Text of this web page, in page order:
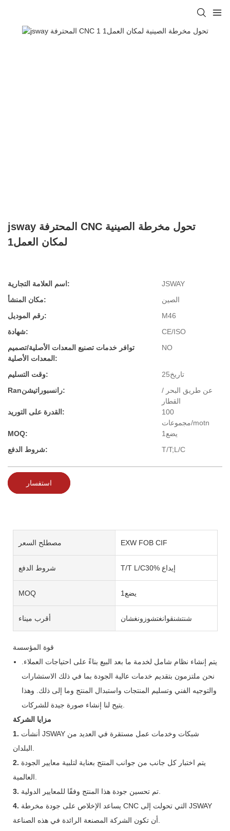
jsway المحترفة CNC تحول مخرطة الصينية
لمكان العمل1
اسم العلامة التجارية:
JSWAY
مكان المنشأ:
الصين
رقم الموديل:
M46
شهادة:
CE/ISO
توافر خدمات تصنيع المعدات الأصلية/تصميم
المعدات الأصلية:
NO
وقت التسليم:
تاريخ25
Ranرانسبوراتيشن:
عن طريق البحر /
القطار
القدرة على التوريد:
100
مجموعات/motn
MOQ:
يضع1
شروط الدفع:
T/T;L/C
استفسار
مصطلح السعر EXW FOB CIF
شروط الدفع T/T L/C30% إيداع
MOQ يضع1
أقرب ميناء شنتشنقوانغتشوزونغشان
قوة المؤسسة
يتم إنشاء نظام شامل لخدمة ما بعد البيع بناءً على احتياجات العملاء.
نحن ملتزمون بتقديم خدمات عالية الجودة بما في ذلك الاستشارات
والتوجيه الفني وتسليم المنتجات واستبدال المنتج وما إلى ذلك. وهذا
مزايا الشركة
1. أنشأت JSWAY شبكات وخدمات عمل مستقرة في العديد من
2. يتم اختبار كل جانب من جوانب المنتج بعناية لتلبية معايير الجودة
3.
4. يساعد الإخلاص على جودة مخرطة CNC التي تحولت إلى JSWAY